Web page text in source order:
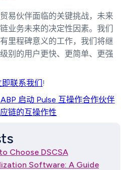
易伙伴面临的关键挑战，未来
业务未来的决定性因素。我们
里程碑意义的工作，我们将继
别的用户更快、更简单、更强
即联系我们!
启动 Pulse 互操作合作伙伴
链的互操作性
Choose DSCSA
Software: A Guide